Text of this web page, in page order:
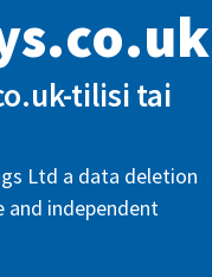
tilisi tai
Ltd a data deletion
and independent